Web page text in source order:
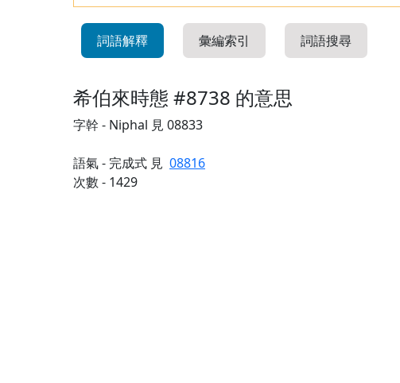
詞語解釋 彙編索引 詞語搜尋
希伯來時態 #8738 的意思
字幹 - Niphal 見 08833
語氣 - 完成式 見 08816
次數 - 1429